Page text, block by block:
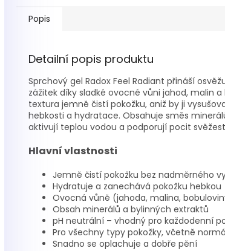
Popis
Detailní popis produktu
Sprchový gel Radox Feel Radiant přináší
zážitek díky sladké ovocné vůni jahod, malin
textura jemně čistí pokožku, aniž by ji
hebkosti a hydratace. Obsahuje směs
aktivují teplou vodou a podporují pocit
Hlavní vlastnosti
Jemně čistí pokožku bez nadměrného
Hydratuje a zanechává pokožku hebkou
Ovocná vůně (jahoda, malina,
Obsah minerálů a bylinných extraktů
pH neutrální – vhodný pro každodenní
Pro všechny typy pokožky, včetně
Snadno se oplachuje a dobře pění